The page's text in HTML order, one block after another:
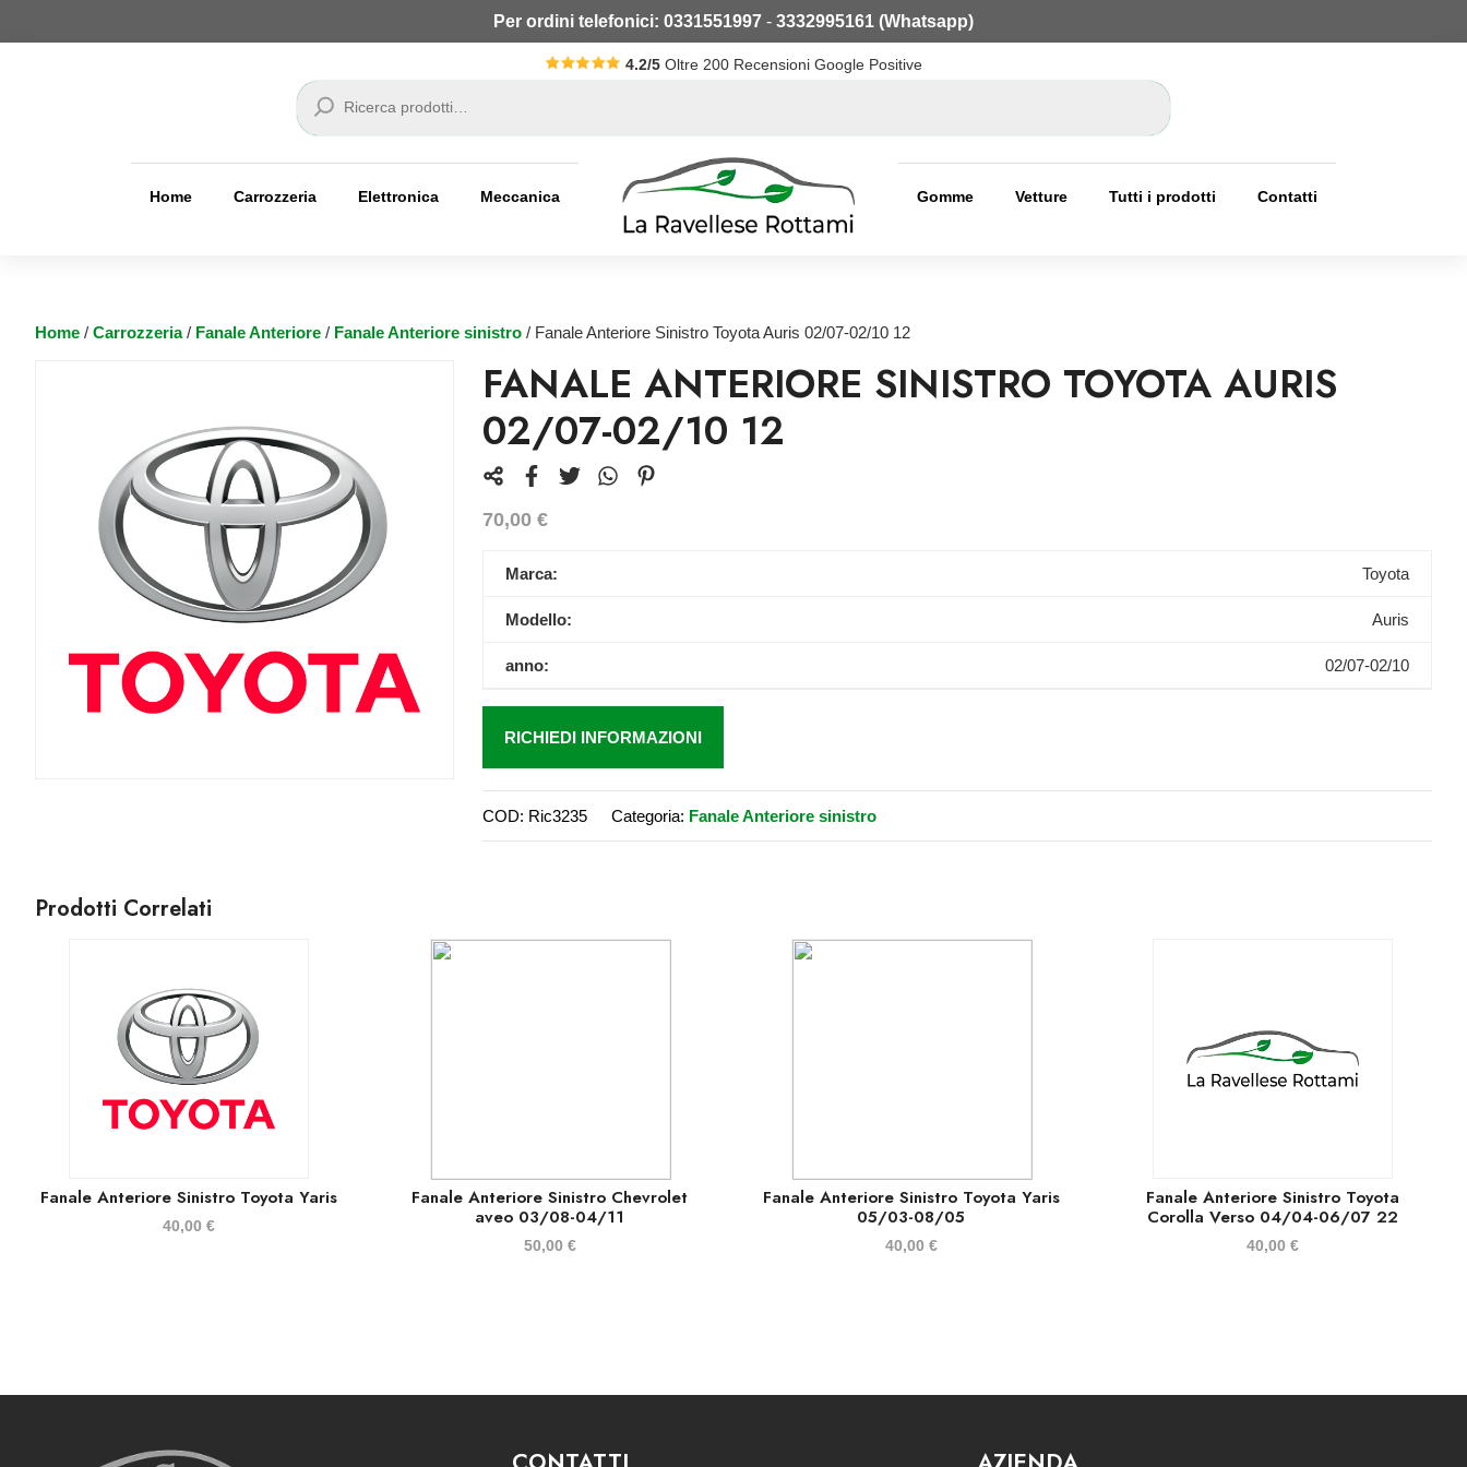
Per ordini telefonici: 0331551997 - 3332995161 (Whatsapp)
4.2/5 Oltre 200 Recensioni Google Positive
Cerca
Home Carrozzeria Elettronica Meccanica Gomme Vetture Tutti i prodotti Contatti
Home / Carrozzeria/ Fanale Anteriore / Fanale Anteriore sinistro / Fanale Anteriore Sinistro Toyota Auris 02/07-02/10 12
FANALE ANTERIORE SINISTRO TOYOTA AURIS
02/07-02/10 12
70,00 €
Marca: Toyota
Modello: Auris
anno: 02/07-02/10
RICHIEDI INFORMAZIONI
COD: Ric3235 Categoria: Fanale Anteriore sinistro
Prodotti Correlati
Fanale Anteriore Sinistro Toyota Yaris
40,00€
Fanale Anteriore Sinistro Chevrolet
aveo 03/08-04/11
50,00 €
Fanale Anteriore Sinistro Toyota Yaris
05/03-08/05
40,00 €
Fanale Anteriore Sinistro Toyota
Corolla Verso 04/04-06/07 22
40,00 €